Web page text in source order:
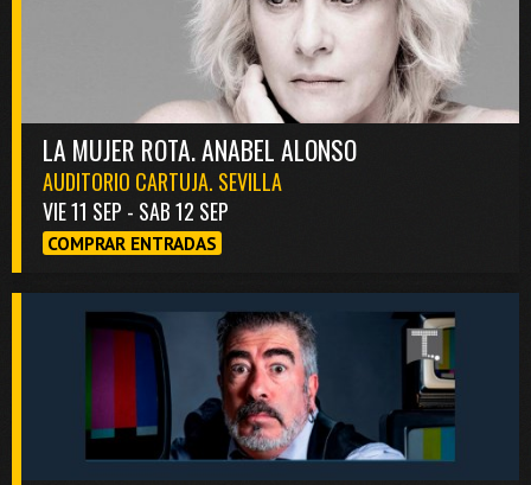
LA MUJER ROTA. ANABEL ALONSO
AUDITORIO CARTUJA. SEVILLA
VIE 11 SEP - SAB 12 SEP
COMPRAR ENTRADAS